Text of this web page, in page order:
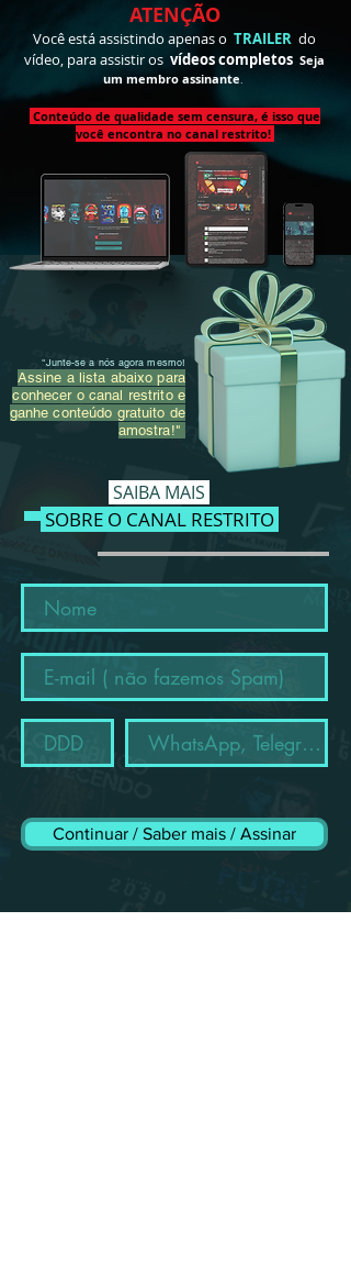
ATENÇÃO
Você está assistindo apenas o TRAILER do
vídeo, para assistiros vídeos completos Seja
um membro assinante.
Conteúdo de qualidade sem censura, é isso que
você encontra no canal restrito!
"Junte-se a nós agora mesmo!
Assine a lista abaixo para
conhecer o canal restrito e
ganhe conteúdo gratuito de
amostra!"
SAIBA MAIS
SOBRE O CANAL RESTRITO
Continuar / Saber mais / Assinar